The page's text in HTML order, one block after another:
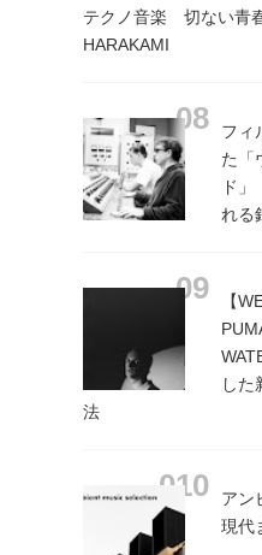
テクノ音楽 切ない青
HARAKAMI
フィ
た「
ド
れる
【
した
法
アン
現代